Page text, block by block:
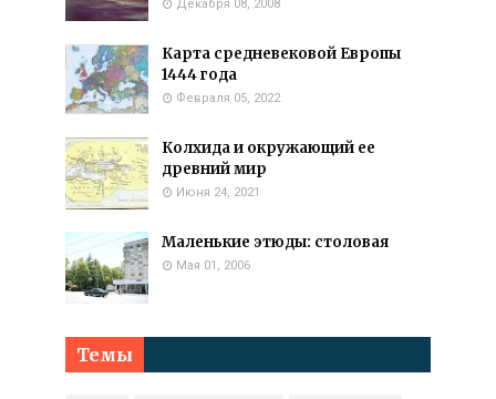
Декабря 08, 2008
Карта средневековой Европы
1444 года
Февраля 05, 2022
Колхида и окружающий ее
древний мир
Июня 24, 2021
Маленькие этюды: столовая
Мая 01, 2006
Темы